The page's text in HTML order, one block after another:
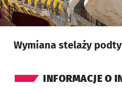
Wymiana stelaży
INFORMACJE O